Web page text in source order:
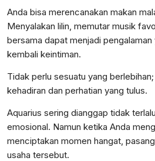
Anda bisa merencanakan makan
Menyalakan lilin, memutar musik
bersama dapat menjadi
kembali keintiman.
Tidak perlu sesuatu yang
kehadiran dan perhatian yang tulus.
Aquarius sering dianggap tidak
emosional. Namun ketika Anda
menciptakan momen hangat,
usaha tersebut.